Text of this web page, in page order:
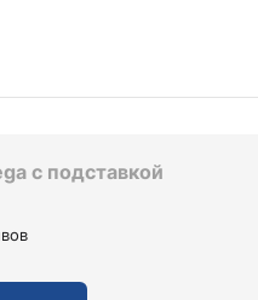
с подставкой